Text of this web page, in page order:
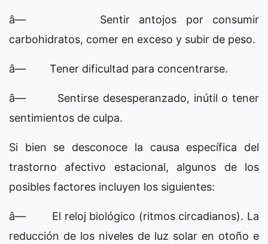
â— Sentir antojos por consumir
carbohidratos, comer en exceso y subir de peso.
â— Tener dificultad para concentrarse.
â— Sentirse desesperanzado, inútil o tener
sentimientos de culpa.
Si bien se desconoce la causa específica del
trastorno afectivo estacional, algunos de los
posibles factores incluyen los siguientes:
â— El reloj biológico (ritmos circadianos). La
reducción de los niveles de luz solar en otoño e